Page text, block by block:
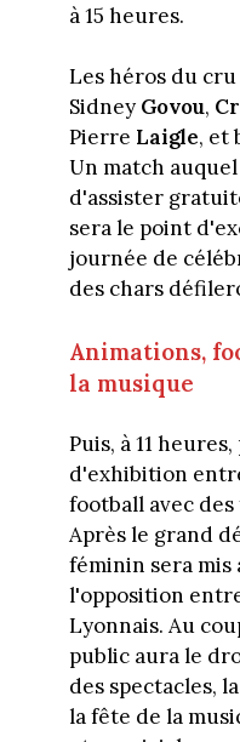
à 15 heures.
Les héros du
Sidney Govou,
Pierre Laigle, et
Un match
d'assister
sera le point
journée de
des chars
Animations,
la musique
Puis, à 11
d'exhibition
football avec
Après le grand
féminin sera mis
l'opposition
Lyonnais. Au
public aura le
des spectacles,
la fête de la